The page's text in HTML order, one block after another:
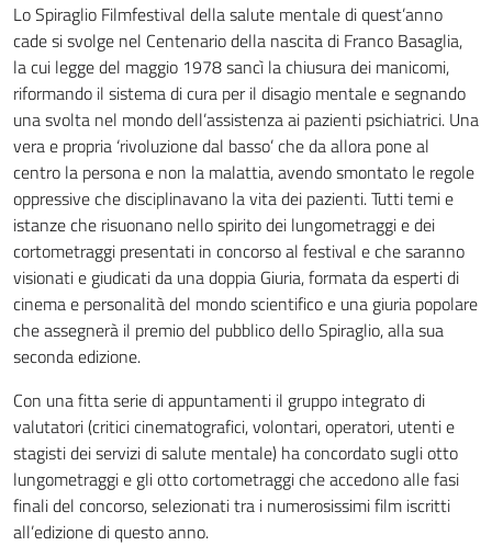
Lo Spiraglio Filmfestival della salute mentale di quest’anno
cade si svolge nel Centenario della nascita di Franco Basaglia,
la cui legge del maggio 1978 sancì la chiusura dei manicomi,
riformando il sistema di cura per il disagio mentale e segnando
una svolta nel mondo dell’assistenza ai pazienti psichiatrici. Una
vera e propria ‘rivoluzione dal basso’ che da allora pone al
centro la persona e non la malattia, avendo smontato le regole
oppressive che disciplinavano la vita dei pazienti. Tutti temi e
istanze che risuonano nello spirito dei lungometraggi e dei
cortometraggi presentati in concorso al festival e che saranno
visionati e giudicati da una doppia Giuria, formata da esperti di
cinema e personalità del mondo scientifico e una giuria popolare
che assegnerà il premio del pubblico dello Spiraglio, alla sua
seconda edizione.
Con una fitta serie di appuntamenti il gruppo integrato di
valutatori (critici cinematografici, volontari, operatori, utenti e
stagisti dei servizi di salute mentale) ha concordato sugli otto
lungometraggi e gli otto cortometraggi che accedono alle fasi
finali del concorso, selezionati tra i numerosissimi film iscritti
all’edizione di questo anno.